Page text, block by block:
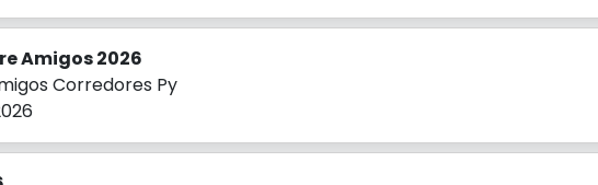
Amigos 2026
Corredores Py